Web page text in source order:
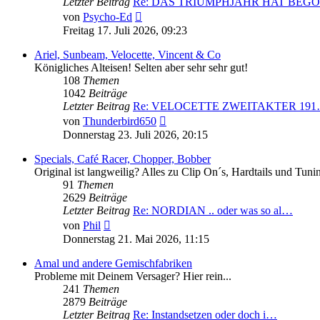
von Psycho-Ed
Beitrag
Freitag 17. Juli 2026, 09:23
Ariel, Sunbeam, Velocette, Vincent & Co
Königliches Alteisen! Selten aber sehr sehr gut!
108 Themen
1042 Beiträge
Letzter Beitrag Re: VELOCETTE ZWEITAKTER
von Thunderbird650
Beitrag
Donnerstag 23. Juli 2026, 20:15
Specials, Café Racer, Chopper, Bobber
Original ist langweilig? Alles zu Clip On´s, Hardtails und
91 Themen
2629 Beiträge
Letzter Beitrag Re: NORDIAN .. oder was so al…
von Phil
Beitrag
Donnerstag 21. Mai 2026, 11:15
Amal und andere Gemischfabriken
Probleme mit Deinem Versager? Hier rein...
241 Themen
2879 Beiträge
Letzter Beitrag Re: Instandsetzen oder doch i…